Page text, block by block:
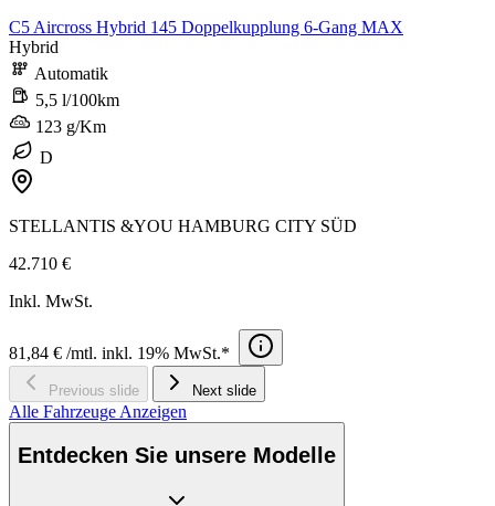
C5 Aircross Hybrid 145 Doppelkupplung 6-Gang MAX
Hybrid
Automatik
5,5 l/100km
123 g/Km
D
STELLANTIS &YOU HAMBURG CITY SÜD
42.710 €
Inkl. MwSt.
81,84 € /mtl. inkl. 19% MwSt.*
Previous slide Next slide
Alle Fahrzeuge Anzeigen
Entdecken Sie unsere Modelle